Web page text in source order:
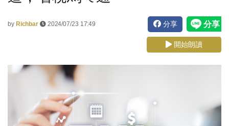
by Richbar 2024/07/23 17:49 分享
開始朗讀